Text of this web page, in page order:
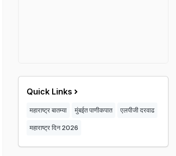
Quick Links
महाराष्ट्र बातम्या मुंबईत पाणीकपात एलपीजी दरवाढ
महाराष्ट्र दिन 2026